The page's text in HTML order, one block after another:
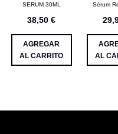
SERUM 30ML
38,50 €
AGREGAR
AL CARRITO
Sérum
AL